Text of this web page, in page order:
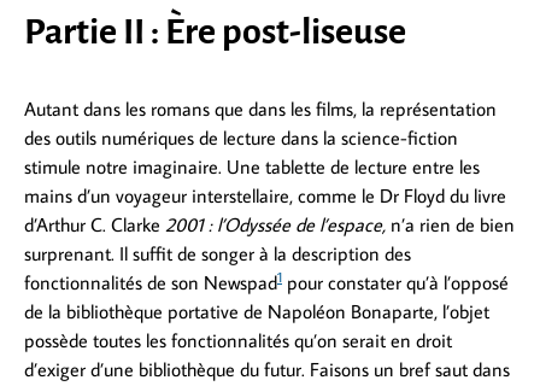
Partie II : Ère post-liseuse
Autant dans les romans que dans les films, la représentation
des outils numériques de lecture dans la science-fiction
stimule notre imaginaire. Une tablette de lecture entre les
mains d’un voyageur interstellaire, comme le Dr Floyd du livre
d’Arthur C. Clarke 2001 : l’Odyssée de l’espace, n’a rien de bien
surprenant. Il suffit de songer à la description des
fonctionnalités de son Newspad1 pour constater qu’à l’opposé
de la bibliothèque portative de Napoléon Bonaparte, l’objet
possède toutes les fonctionnalités qu’on serait en droit
d’exiger d’une bibliothèque du futur. Faisons un bref saut dans